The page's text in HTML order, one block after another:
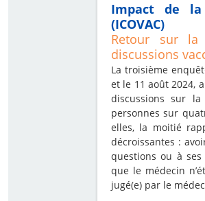
Impact de la
(ICOVAC)
Retour sur la
discussions
La troisième
et le 11 août 2024,
discussions sur
personnes sur
elles, la moitié
décroissantes :
questions ou à
que le médecin
jugé(e) par le